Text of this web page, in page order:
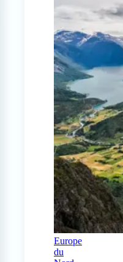
Europe
du